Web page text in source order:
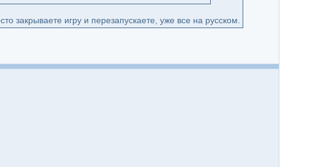
закрываете игру и перезапускаете, уже все на русском.